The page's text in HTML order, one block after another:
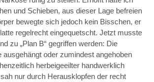
und Schieben, aus dieser Lage befreien
bewegte sich jedoch kein Bisschen, er
regelrecht eingequetscht. Jetzt musste
zu „Plan B“ gegriffen werden: Die
oder zumindest angehoben
herbeigeeilter handwerklich
nur durch Herausklopfen der recht